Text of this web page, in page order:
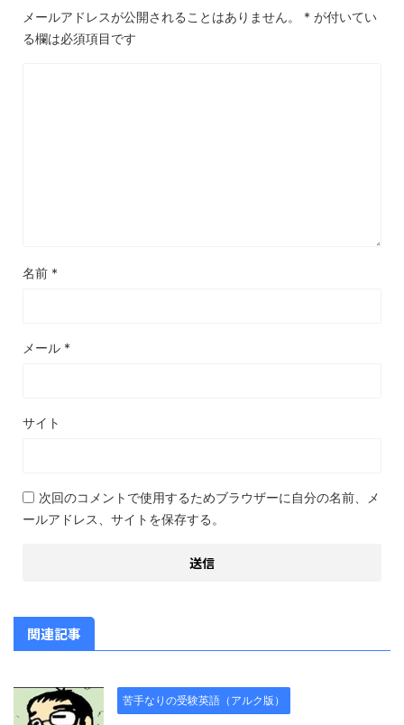
メールアドレスが公開されることはありません。 * が付いてい
る欄は必須項目です
名前 *
メール *
サイト
次回のコメントで使用するためブラウザーに自分の名前、メ
ールアドレス、サイトを保存する。
関連記事
苦手なりの受験英語（アルク版）